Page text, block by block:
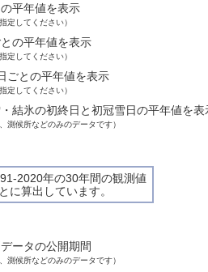
平年値を表示
定してください）
の平年値を表示
定してください）
ごとの平年値を表示
定してください）
結氷の初終日と初冠雪日の平年値を表
測候所などのみのデータです）
2020年の30年間の観測値
に算出しています。
ータの公開期間
測候所などのみのデータです）